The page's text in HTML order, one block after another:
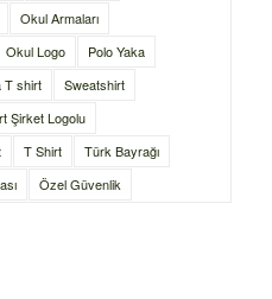
Okul Armaları
Okul Logo
Polo Yaka
T shirt
Sweatshirt
Şirket Logolu
T Shirt
Türk Bayrağı
Özel Güvenlik